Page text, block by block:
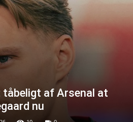
tåbeligt af Arsenal at
nu